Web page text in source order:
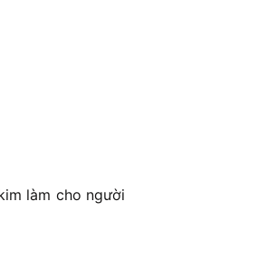
làm cho người